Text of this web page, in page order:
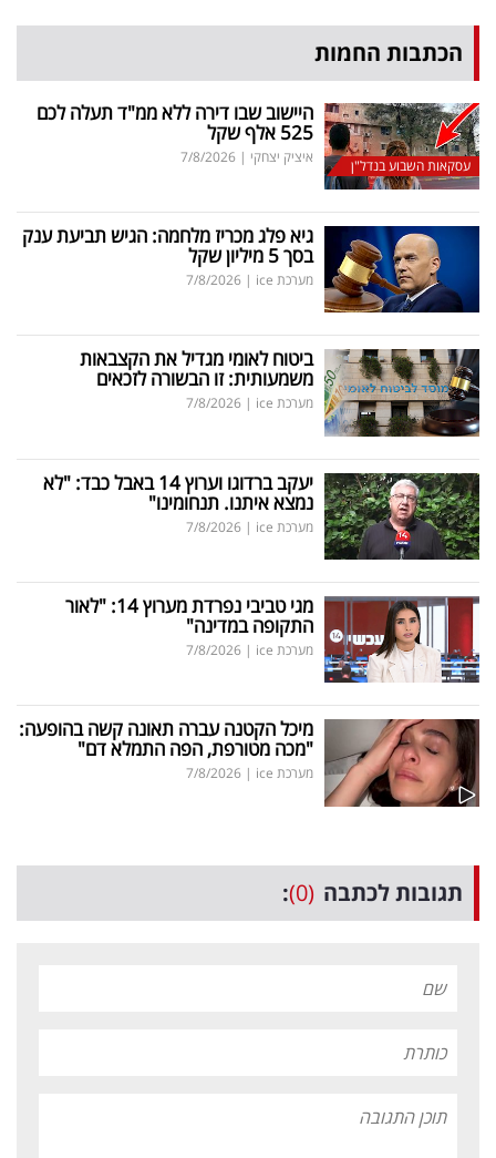
הכתבות החמות
עסקאות השבוע בנדל"ן
היישוב שבו דירה ללא ממ"ד תעלה לכם
525 אלף שקל
איציק יצחקי |
7/8/2026
גיא פלג מכריז מלחמה: הגיש תביעת ענק
בסך 5 מיליון שקל
מערכת ice |
7/8/2026
ביטוח לאומי מגדיל את הקצבאות
משמעותית: זו הבשורה לזכאים
מערכת ice |
7/8/2026
יעקב ברדוגו וערוץ 14 באבל כבד: "לא
נמצא איתנו. תנחומינו"
מערכת ice |
7/8/2026
מגי טביבי נפרדת מערוץ 14: "לאור
התקופה במדינה"
מערכת ice |
7/8/2026
מיכל הקטנה עברה תאונה קשה בהופעה:
"מכה מטורפת, הפה התמלא דם"
מערכת ice |
7/8/2026
תגובות לכתבה (0)
: